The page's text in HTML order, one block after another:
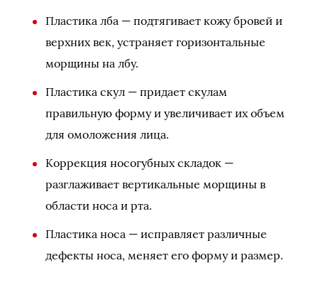
Пластика лба — подтягивает кожу бровей и
верхних век, устраняет горизонтальные
морщины на лбу.
Пластика скул — придает скулам
правильную форму и увеличивает их объем
для омоложения лица.
Коррекция носогубных складок —
разглаживает вертикальные морщины в
области носа и рта.
Пластика носа — исправляет различные
дефекты носа, меняет его форму и размер.